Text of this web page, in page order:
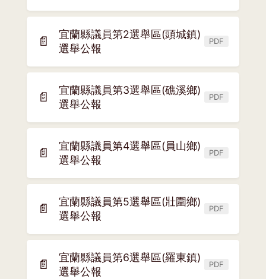
新
視
窗)
📄
宜蘭縣議員第2選舉區(頭城鎮)
選舉公報
PDF
(另
新
視
窗)
📄
宜蘭縣議員第3選舉區(礁溪鄉)
選舉公報
PDF
(另
新
視
窗)
📄
宜蘭縣議員第4選舉區(員山鄉)
選舉公報
PDF
(另
新
視
窗)
📄
宜蘭縣議員第5選舉區(壯圍鄉)
選舉公報
PDF
(另
新
視
窗)
📄
宜蘭縣議員第6選舉區(羅東鎮)
選舉公報
PDF
(另